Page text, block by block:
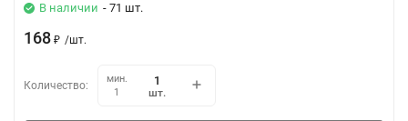
В наличии - 71 шт.
168 ₽ /шт.
Количество:
мин.
1
шт.